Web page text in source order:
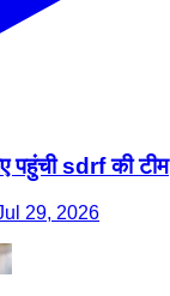
पहुंची sdrf की टीम
29, 2026